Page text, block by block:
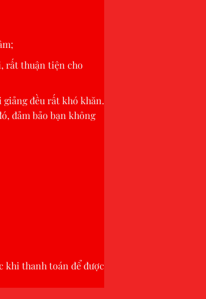
rất thuận tiện cho
đều rất khó khăn.
đảm bảo bạn không
khi thanh toán để được